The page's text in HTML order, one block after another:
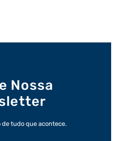
Nossa
tudo que acontece.